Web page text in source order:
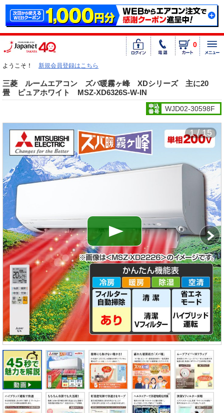
0
ようこそ！ 新規会員登録はこちら
三菱 ルームエアコン ズバ暖霧ヶ峰 XDシリーズ 主に20
畳 ピュアホワイト MSZ-XD6326S-W-IN
WJD02-30598F
1 / 15